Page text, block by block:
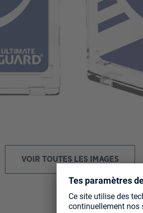
VOIR TOUTES LES IMAGES